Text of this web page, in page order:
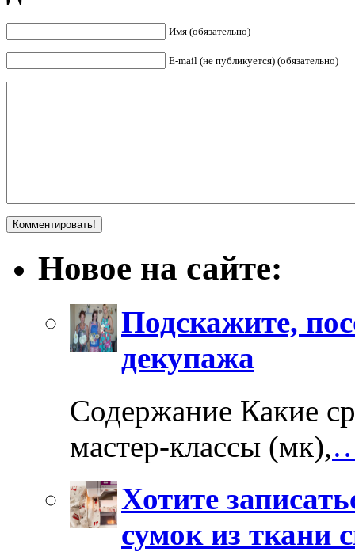
Имя (обязательно)
E-mail (не публикуется) (обязательно)
Новое на сайте:
Подскажите,
декупажа
Содержание Какие
мастер-классы (мк),
Хотите
сумок из ткани